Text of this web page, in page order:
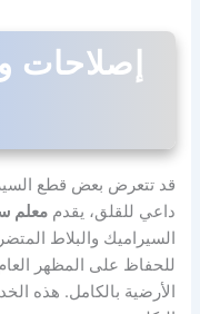
إصلاحات
قد تتعرض بعض قطع
داعي للقلق، يقدممعلم
السيراميك والبلاط
للحفاظ على المظهر
الأرضية بالكامل. هذه